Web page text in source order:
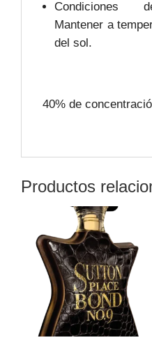
Condiciones
Mantener a
del sol.
40% de
Productos